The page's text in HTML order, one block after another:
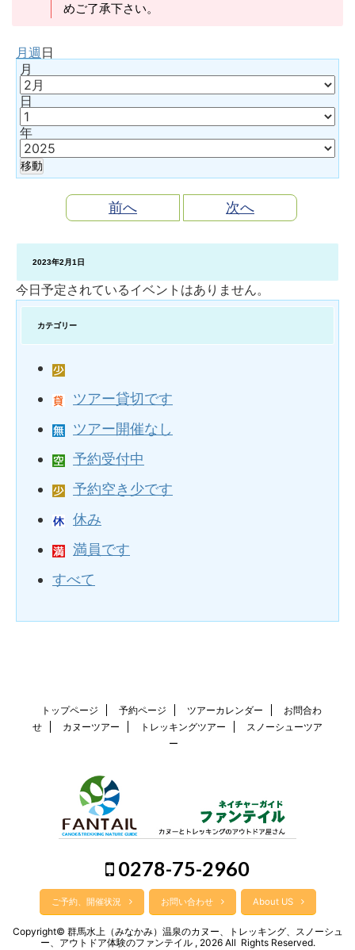
めご了承下さい。
月週 日
月
日
年
前へ 次へ
2023年2月1日
今日予定されているイベントはありません。
カテゴリー
ツアー貸切です
ツアー開催なし
予約受付中
予約空き少です
休み
満員です
すべて
トップページ 予約ページ ツアーカレンダー
お問合わ
せ
カヌーツアー トレッキングツアー
スノーシューツア
ー
0278-75-2960
ご予約、開催状況 お問い合わせ About US
Copyright© 群馬水上（みなかみ）温泉のカヌー、トレッキング、スノーシュ
ー、アウトドア体験のファンテイル , 2026 All Rights Reserved.